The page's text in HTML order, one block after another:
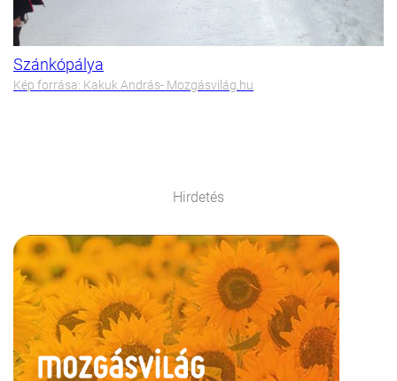
Szánkópálya
Kép forrása: Kakuk András- Mozgásvilág.hu
Hirdetés